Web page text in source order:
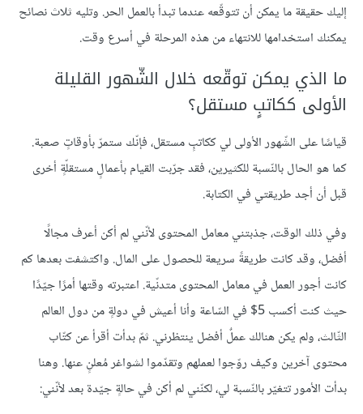
إليك حقيقة ما يمكن أن تتوقّعه عندما تبدأ بالعمل الحر. وتليه ثلاث نصائح
يمكنك استخدامها للانتهاء من هذه المرحلة في أسرع وقت.
ما الذي يمكن توقّعه خلال الشّهور القليلة
الأولى ككاتبٍ مستقل؟
قياسًا على الشّهور الأولى لي ككاتبٍ مستقل، فإنّك ستمرّ بأوقاتٍ صعبة.
كما هو الحال بالنّسبة للكثيرين، فقد جرّبت القيام بأعمالٍ مستقلّةٍ أخرى
قبل أن أجد طريقتي في الكتابة.
وفي ذلك الوقت، جذبتني معامل المحتوى لأنّني لم أكن أعرف مجالًا
أفضل، وقد كانت طريقةً سريعة للحصول على المال. واكتشفت بعدها كم
كانت أجور العمل في معامل المحتوى متدنّية. اعتبرته وقتها أمرًا جيّدًا
حيث كنت أكسب 5$ في السّاعة وأنا أعيش في دولةٍ من دول العالم
الثّالث، ولم يكن هنالك عملٌ أفضل ينتظرني. ثمّ بدأت أقرأ عن كتّاب
محتوى آخرين وكيف روّجوا لعملهم وتقدّموا لشواغر مُعلنٍ عنها. وهنا
بدأت الأمور تتغيّر بالنّسبة لي، لكنّني لم أكن في حالةٍ جيّدة بعد لأنّني: